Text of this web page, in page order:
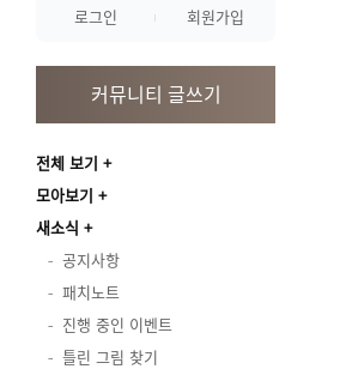
로그인 회원가입
커뮤니티 글쓰기
전체 보기
모아보기
새소식
공지사항
패치노트
진행 중인 이벤트
틀린 그림 찾기